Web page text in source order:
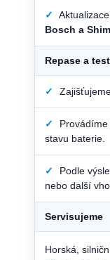
✓
Bosch a
Repase a
✓
✓
stavu baterie.
✓
Podle
nebo další
Servisujeme
Horská,